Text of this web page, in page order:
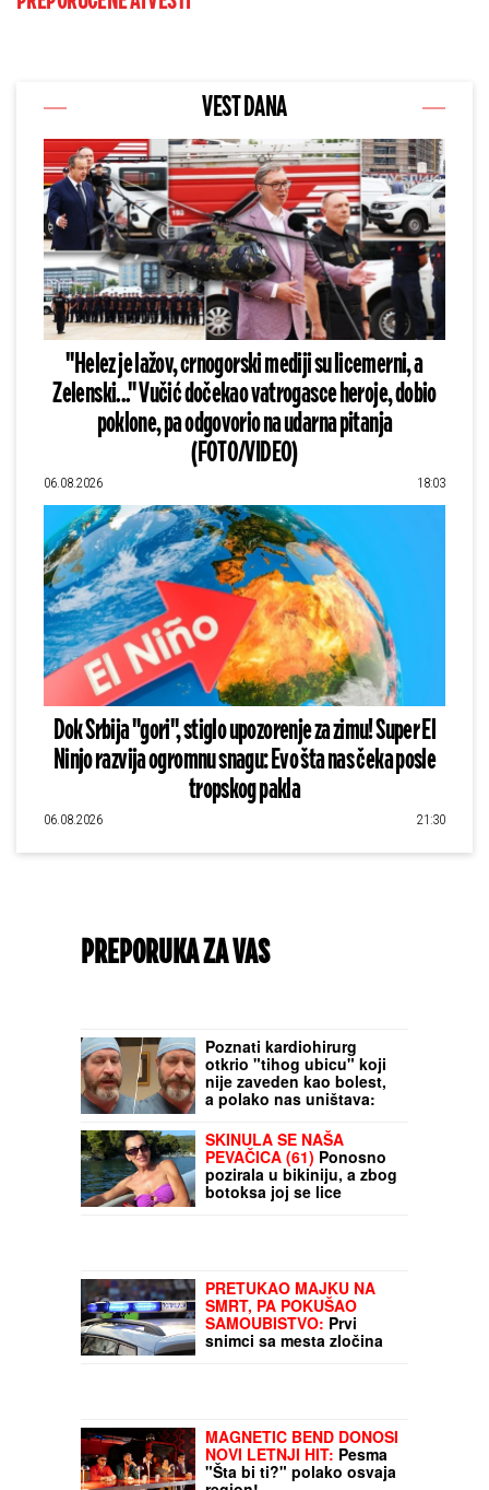
VEST DANA
"Helez je lažov, crnogorski mediji su licemerni, a
Zelenski..." Vučić dočekao vatrogasce heroje, dobio
poklone, pa odgovorio na udarna pitanja
(FOTO/VIDEO)
06.08.2026 18:03
Dok Srbija "gori", stiglo upozorenje za zimu! Super El
Ninjo razvija ogromnu snagu: Evo šta nas čeka posle
tropskog pakla
06.08.2026 21:30
PREPORUKA ZA VAS
Poznati kardiohirurg
otkrio "tihog ubicu" koji
nije zaveden kao bolest,
a polako nas uništava:
botoksa joj se lice
deformisalo: "Bila sam
kao plastična lutka"